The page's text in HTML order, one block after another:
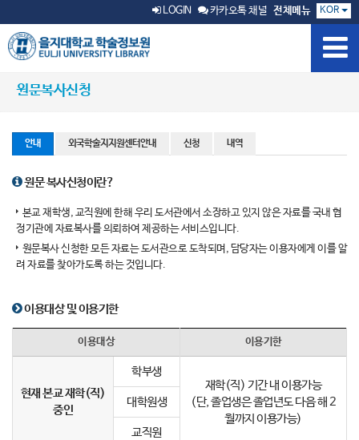
LOGIN 카카오톡 채널 전체메뉴 KOR
원문복사신청
안내 외국학술지지원센터안내 신청 내역
원문 복사신청이란?
본교 재학생, 교직원에 한해 우리 도서관에서 소장하고 있지 않은 자료를 국내 협
정기관에 자료복사를 의뢰하여 제공하는 서비스입니다.
원문복사 신청한 모든 자료는 도서관으로 도착되며, 담당자는 이용자에게 이를 알
려 자료를 찾아가도록 하는 것입니다.
이용대상 및 이용기한
이용대상 이용기한
현재 본교 재학(직)
중인
학부생
재학(직) 기간 내 이용가능
(단, 졸업생은 졸업년도 다음 해 2
월까지 이용가능)
대학원생
교직원